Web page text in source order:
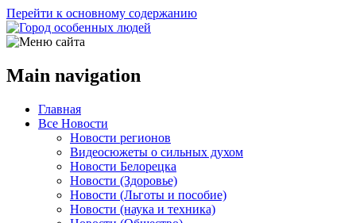
Перейти к основному содержанию
Main navigation
Главная
Все Новости
Новости регионов
Видеосюжеты о сильных духом
Новости Белорецка
Новости (Здоровье)
Новости (Льготы и пособие)
Новости (наука и техника)